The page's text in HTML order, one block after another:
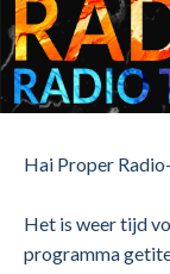
Hai Proper
Het is weer tijd
programma